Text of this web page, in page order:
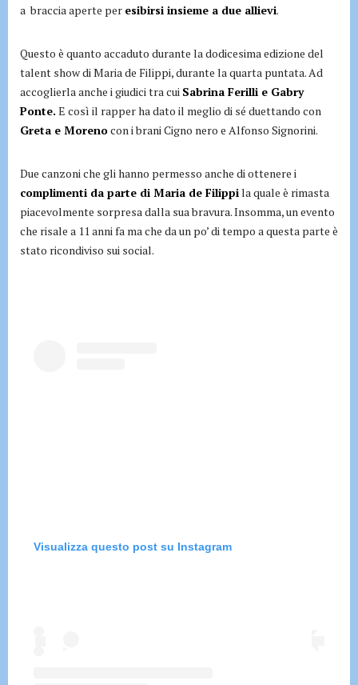
a braccia aperte per esibirsi insieme a due allievi.
Questo è quanto accaduto durante la dodicesima edizione del
talent show di Maria de Filippi, durante la quarta puntata. Ad
accoglierla anche i giudici tra cui Sabrina Ferilli e Gabry
Ponte. E così il rapper ha dato il meglio di sé duettando con
Greta e Morenocon i brani Cigno nero e Alfonso Signorini.
Due canzoni che gli hanno permesso anche di ottenere i
complimenti da parte di Maria de Filippila quale è rimasta
piacevolmente sorpresa dalla sua bravura. Insomma, un evento
che risale a 11 anni fa ma che da un po’ di tempo a questa parte è
stato ricondiviso sui social.
Visualizza questo post su Instagram